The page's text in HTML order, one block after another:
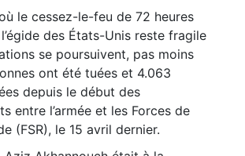
le cessez-le-feu de 72 heures
des États-Unis reste fragile
se poursuivent, pas moins
ont été tuées et 4.063
depuis le début des
entre l’armée et les Forces de
(FSR), le 15 avril dernier.